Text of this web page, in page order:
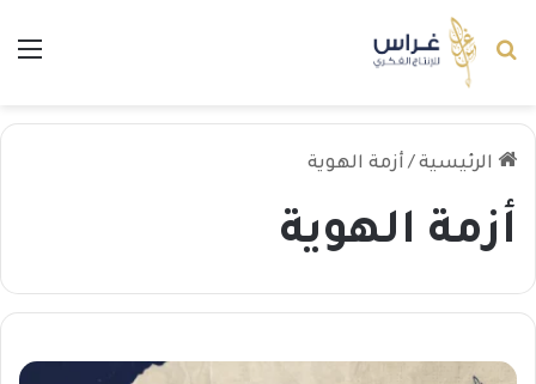
بحث عن
الرئيسية / أزمة الهوية
أزمة الهوية